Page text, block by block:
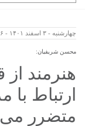
چهارشنبه - ۳ اسفند ۱۴۰۱ - ۱۰:۱۶
محسن شریفیان:
هنرمند
ارتباط با
متضرر